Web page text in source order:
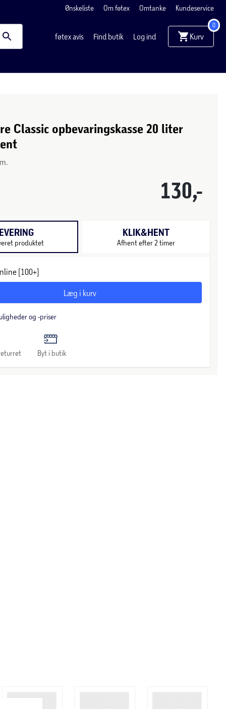
Ønskeliste Om føtex Omtanke Kundeservice
føtex avis Find butik Log ind Kurv
0
Classic opbevaringskasse 20 liter
130,-
produktet
KLIK&HENT
Afhent efter 2 timer
(100+)
Læg i kurv
og -priser
Byt i butik